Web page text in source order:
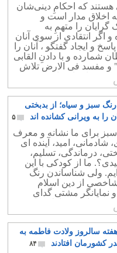
هستند که احکامِ دینی‌شان
اخلاق‌ مدار است و
را متهمِ به
اگر انتقادی از سوی آنان
و ایجاد گفتگو ، آنان را
شمارده و با دادنِ القابی
مفسد فی‌ الارض تلاش
ایشان دارند.
سبز و سیاه؛ از بدبختی
را به ویرانی کشانده اند
۵
برای ما نشانه و معرف
امید، آینده ای
درماندگی، تسلیم،
ما از کودکی با این
ولی شناساندن رنگ
از دین اسلام
نمایانگر مشتی گدای
به نام سید اولاد پیامبر
سالروز ولادت فاطمه به
کشورمان افتادند
۸۴